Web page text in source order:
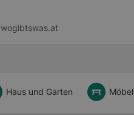
wogibtswas.at
Haus und Garten Möbel